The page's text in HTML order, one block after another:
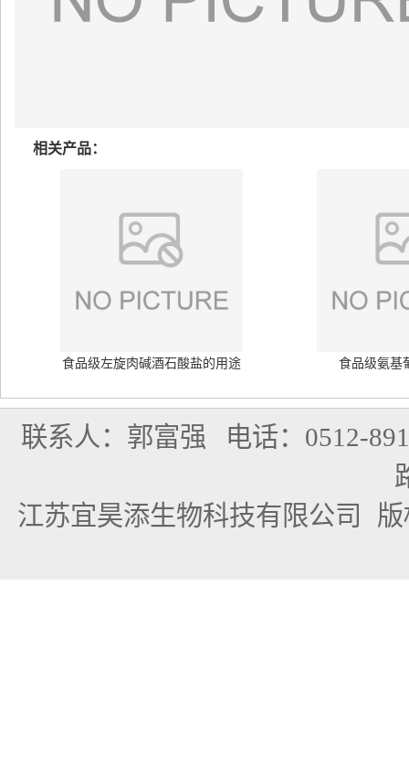
相关产品：
食品级左旋肉碱酒石酸盐的用途 食品级氨基
联系人：郭富强 电话：0512-
江苏宜昊添生物科技有限公司